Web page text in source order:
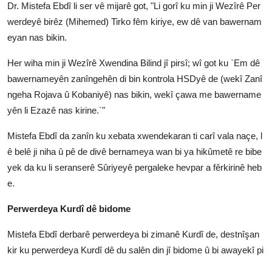
Dr. Mistefa Ebdî li ser vê mijarê got, "Li gorî ku min ji Wezîrê Per
werdeyê birêz (Mihemed) Tirko fêm kiriye, ew dê van bawernam
eyan nas bikin.
Her wiha min ji Wezîrê Xwendina Bilind jî pirsî; wî got ku `Em dê
bawernameyên zanîngehên di bin kontrola HSDyê de (wekî Zanî
ngeha Rojava û Kobaniyê) nas bikin, wekî çawa me bawername
yên li Ezazê nas kirine.`"
Mistefa Ebdî da zanîn ku xebata xwendekaran ti carî vala naçe, l
ê belê ji niha û pê de divê bernameya wan bi ya hikûmetê re bibe
yek da ku li seranserê Sûriyeyê pergaleke hevpar a fêrkirinê heb
e.
Perwerdeya Kurdî dê bidome
Mistefa Ebdî derbarê perwerdeya bi zimanê Kurdî de, destnîşan
kir ku perwerdeya Kurdî dê du salên din jî bidome û bi awayekî pi